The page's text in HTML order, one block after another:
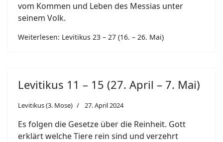
vom Kommen und Leben des Messias unter
seinem Volk.
Weiterlesen: Levitikus 23 – 27 (16. – 26. Mai)
Levitikus 11 – 15 (27. April – 7. Mai)
Levitikus (3. Mose) 27. April 2024
Es folgen die Gesetze über die Reinheit. Gott
erklärt welche Tiere rein sind und verzehrt